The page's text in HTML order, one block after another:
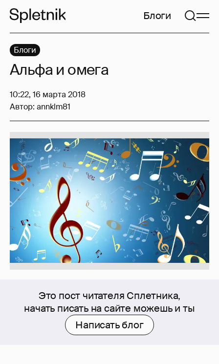
Блоги
Это пост читателя Сплетника,
начать писать на сайте можешь и ты
Написать блог
Блоги
Альфа и омега
10:22, 16 марта 2018
Автор: annklm81